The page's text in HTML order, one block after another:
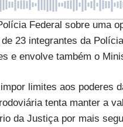
Federal sobre uma
23 integrantes da
e envolve também o
limites aos poderes
tenta manter a
da Justiça por mais